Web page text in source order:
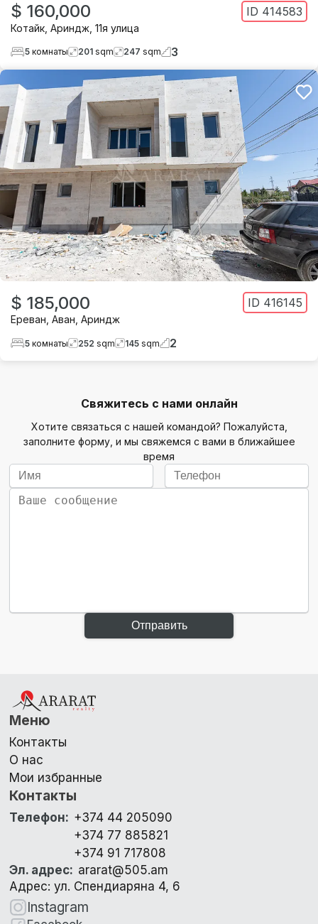
$ 160,000 ID 414583
Котайк Ариндж 11я улица
5 комнаты 201 sqm 247 sqm 3
$ 185,000 ID 416145
Ереван Аван Ариндж
5 комнаты 252 sqm 145 sqm 2
Свяжитесь с нами онлайн
Хотите связаться с нашей командой? Пожалуйста,
заполните форму, и мы свяжемся с вами в ближайшее
время
Отправить
Меню
Контакты
О нас
Мои избранные
Контакты
Телефон: +374 44 205090
+374 77 885821
+374 91 717808
Эл. адрес: ararat@505.am
Адрес: ул. Спендиаряна 4, 6
Instagram